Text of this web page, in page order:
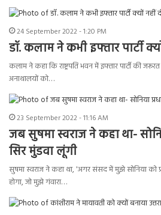
24 September 2022 - 1:20 PM
डॉ. कलाम ने कभी इफ्तार पार्टी
कलाम ने कहा कि राष्ट्रपति भवन में इफ्तार पार्टी की
अनाथालयों को…
23 September 2022 - 11:16 AM
जब सुषमा स्वराज ने कहा था-
सिर मुंडवा लूंगी
सुषमा स्वराज ने कहा था, 'अगर संसद में मुझे सोनिया को
होगा, जो मुझे गंवारा…